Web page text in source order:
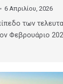
6 Απριλίου, 2026
των
Φεβρουάριο